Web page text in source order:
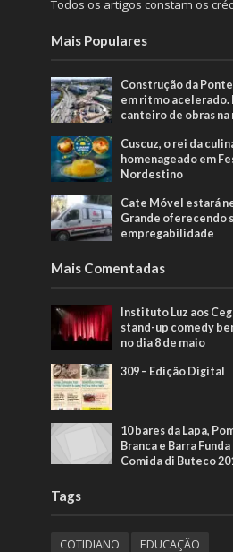
Todos os artigos constam os
Mais Populares
Construção da
em ritmo
canteiro de obras na
Cuscuz, o rei da
homenageado em
Nordestino
Cate Móvel estará
Grande oferecendo
empregabilidade
Mais Comentadas
Instituto Luz aos
stand-up comedy
no dia 8 de maio
309 – Edição Digital
10 bares da Lapa,
Branca e Barra
Comida di Buteco
Tags
COTIDIANO EDUCAÇÃO